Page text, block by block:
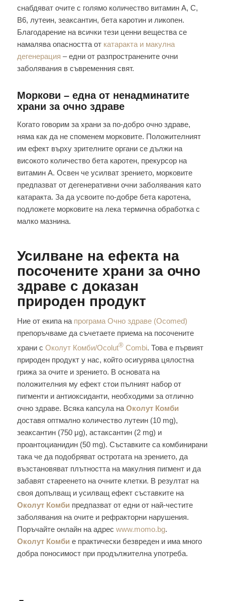
снабдяват очите с голямо количество витамин А, C,
B6, лутеин, зеаксантин, бета каротин и ликопен.
Благодарение на всички тези ценни вещества се
намалява опасността от катаракта и макулна
дегенерация – едни от разпространените очни
заболявания в съвременния свят.
Моркови – една от ненадминатите
храни за очно здраве
Когато говорим за храни за по-добро очно здраве,
няма как да не споменем морковите. Положителният
им ефект върху зрителните органи се дължи на
високото количество бета каротен, прекурсор на
витамин А. Освен че усилват зрението, морковите
предпазват от дегенеративни очни заболявания като
катаракта. За да усвоите по-добре бета каротена,
подложете морковите на лека термична обработка с
малко мазнина.
Усилване на ефекта на
посочените храни за очно
здраве с доказан
природен продукт
Ние от екипа на програма Очно здраве (Ocomed)
препоръчваме да съчетаете приема на посочените
храни с Околут Комби/Ocolut®Combi. Това е първият
природен продукт у нас, който осигурява цялостна
грижа за очите и зрението. В основата на
положителния му ефект стои пълният набор от
пигменти и антиоксиданти, необходими за отлично
очно здраве. Всяка капсула на Околут Комби
доставя оптмално количество лутеин (10 mg),
зеаксантин (750 μg), астаксантин (2 mg) и
проантоцианидин (50 mg). Съставките са комбинирани
така че да подобряват остротата на зрението, да
възстановяват плътността на макулния пигмент и да
забавят стареенето на очните клетки. В резултат на
своя допълващ и усилващ ефект съставките на
Околут Комбипредпазват от едни от най-честите
заболявания на очите и рефракторни нарушения.
Поръчайте онлайн на адрес www.momo.bg.
Околут Комбие практически безвреден и има много
добра поносимост при продължителна употреба.